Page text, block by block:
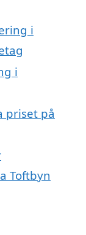
i
i
priset på
Toftbyn